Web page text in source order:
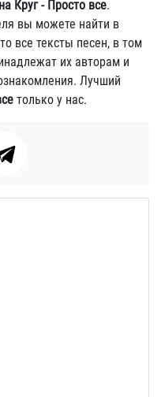
Круг - Просто все.
вы можете найти в
все тексты песен, в том
их авторам и
Лучший
только у нас.